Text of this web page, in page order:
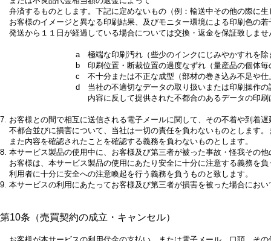
弁済するものとします。下記に定めないもの（例：輸送中その他の際に
お客様のイメージと異なる印刷結果、及びモニター環境による印刷色の
発送から１１日が経過している場合については交換・返金を保証致しませ
a 極端な印刷汚れ（些少のインクにじみやかすれを除
b 印刷位置・断裁位置の過度なずれ（量産品の個体毎
c 不十分または不正な成型（部材の巻き込み不足や仕
d 当社の不適切なデータの取り扱いまたは印刷操作
内容に反して提供された不都合のあるデータの印刷
7. お客様との間で相互に送信される電子メールに関して、その不着や到着
不都合並びに損害について、当社は一切の責任を負わないものとします
また内容を確認されたことを確認する義務を負わないものとします。
8. 本サービス製品の使用中に、お客様及び第三者が被った事故・怪我その
お客様は、本サービス製品の使用にあたり安全に十分に注意する義務を
利用者に十分に安全への注意喚起を行う義務を負うものと致します。
9. 本サービスの利用にあたってお客様及び第三者が損害を被った場合にお
第10条（売買契約の成立・キャンセル）